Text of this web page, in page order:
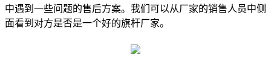
中遇到一些问题的售后方案。我们可以从厂家的销售人员中侧
面看到对方是否是一个好的旗杆厂家。